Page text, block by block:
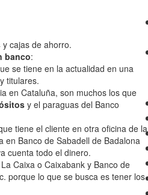
y cajas de ahorro.
banco:
se tiene en la actualidad en una
titulares.
en Cataluña, son muchos los que
y el paraguas del Banco
tiene el cliente en otra oficina de la
en Banco de Sabadell de Badalona
cuenta todo el dinero.
Caixa o Caixabank y Banco de
porque lo que se busca es tener los